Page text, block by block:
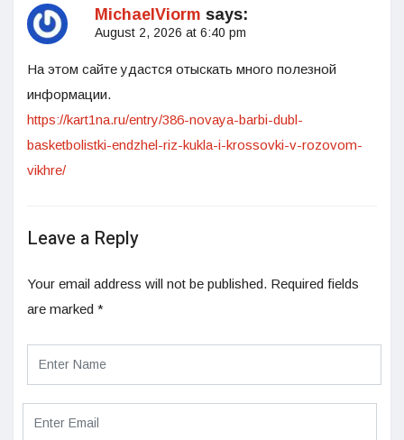
MichaelViorm says:
August 2, 2026 at 6:40 pm
На этом сайте удастся отыскать много полезной
информации.
https://kart1na.ru/entry/386-novaya-barbi-dubl-
basketbolistki-endzhel-riz-kukla-i-krossovki-v-rozovom-
vikhre/
Leave a Reply
Your email address will not be published. Required fields
are marked *